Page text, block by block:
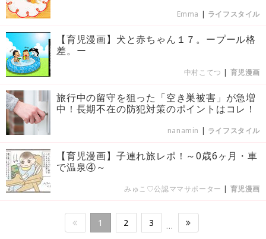
Emma | ライフスタイル
【育児漫画】犬と赤ちゃん１７。ープール格
差。ー
中村こてつ | 育児漫画
旅行中の留守を狙った「空き巣被害」が急増
中！長期不在の防犯対策のポイントはコレ！
nanamin | ライフスタイル
【育児漫画】子連れ旅レポ！～0歳6ヶ月・車
で温泉④～
みゅこ♡公認ママサポーター | 育児漫画
1 2 3 …